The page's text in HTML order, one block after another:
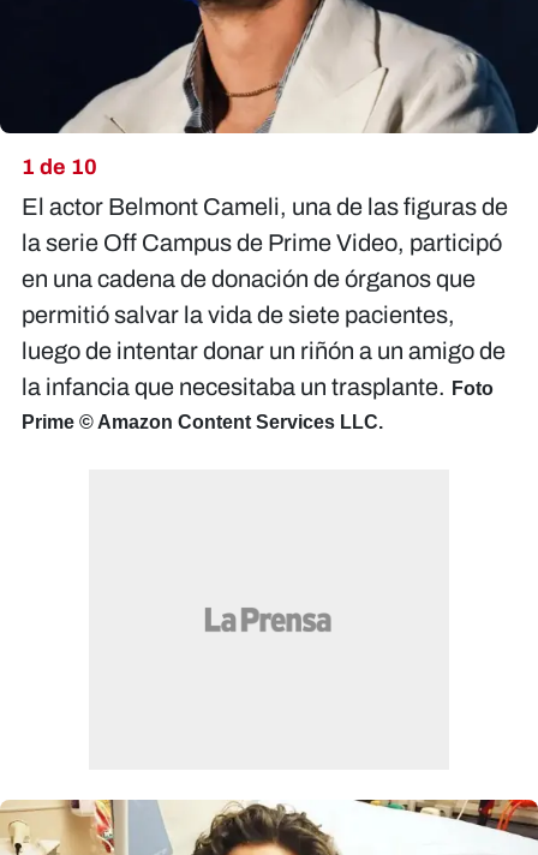
1 de 10
El actor Belmont Cameli, una de las figuras de
la serie Off Campus de Prime Video, participó
en una cadena de donación de órganos que
permitió salvar la vida de siete pacientes,
luego de intentar donar un riñón a un amigo de
la infancia que necesitaba un trasplante. Foto
Prime © Amazon Content Services LLC.